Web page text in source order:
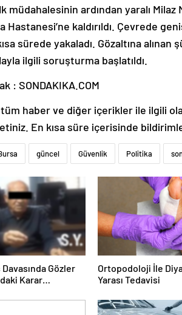
müdahalesinin ardından yaralı
Hastanesi’ne kaldırıldı. Çevrede
sürede yakaladı. Gözaltına
ilgili soruşturma başlatıldı.
: SONDAKIKA.COM
tüm haber ve diğer içerikler ile ilgili
En kısa süre içerisinde
güncel Güvenlik Politika
Davasında Gözler
Karar
Ortopodoloji İle
Yarası Tedavisi